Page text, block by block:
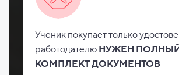
Ученик покупает только
работодателю НУЖЕН
КОМПЛЕКТ ДОКУМЕНТОВ